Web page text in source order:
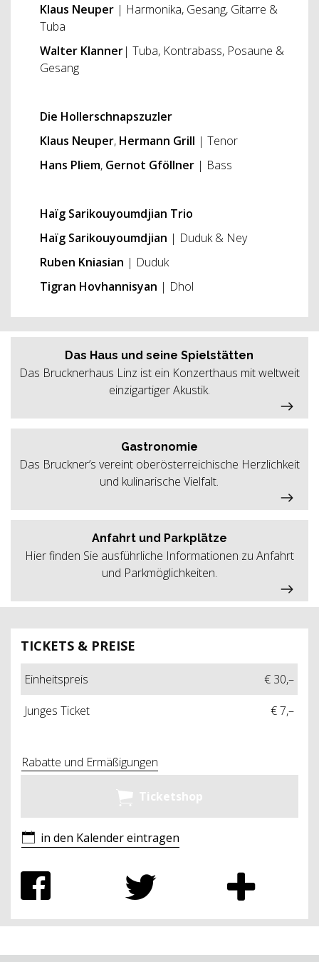
Klaus Neuper | Harmonika, Gesang, Gitarre &
Tuba
Walter Klanner| Tuba, Kontrabass, Posaune &
Gesang
Die Hollerschnapszuzler
Klaus Neuper, Hermann Grill | Tenor
Hans Pliem, Gernot Gföllner | Bass
Haïg Sarikouyoumdjian Trio
Haïg Sarikouyoumdjian | Duduk & Ney
Ruben Kniasian | Duduk
Tigran Hovhannisyan | Dhol
TICKETS & PREISE
Einheitspreis
€ 30,–
Junges Ticket
€ 7,–
Rabatte und Ermäßigungen
Ticketshop
in den Kalender eintragen
Das Haus und seine Spielstätten
Das Brucknerhaus Linz ist ein Konzerthaus mit weltweit
einzigartiger Akustik.
Gastronomie
Das Bruckner’s vereint oberösterreichische Herzlichkeit
und kulinarische Vielfalt.
Anfahrt und Parkplätze
Hier finden Sie ausführliche Informationen zu Anfahrt
und Parkmöglichkeiten.